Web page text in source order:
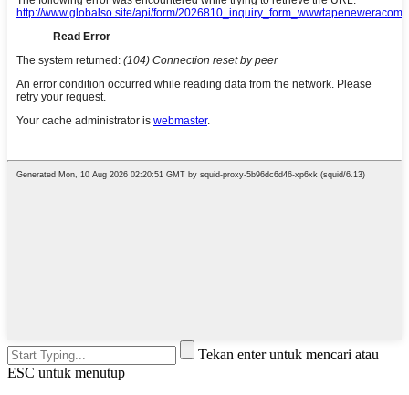
Tekan enter untuk mencari atau
ESC untuk menutup